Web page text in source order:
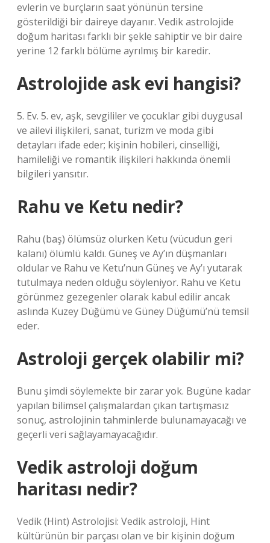
evlerin ve burçların saat yönünün tersine
gösterildiği bir daireye dayanır. Vedik astrolojide
doğum haritası farklı bir şekle sahiptir ve bir daire
yerine 12 farklı bölüme ayrılmış bir karedir.
Astrolojide ask evi hangisi?
5. Ev. 5. ev, aşk, sevgililer ve çocuklar gibi duygusal
ve ailevi ilişkileri, sanat, turizm ve moda gibi
detayları ifade eder; kişinin hobileri, cinselliği,
hamileliği ve romantik ilişkileri hakkında önemli
bilgileri yansıtır.
Rahu ve Ketu nedir?
Rahu (baş) ölümsüz olurken Ketu (vücudun geri
kalanı) ölümlü kaldı. Güneş ve Ay’ın düşmanları
oldular ve Rahu ve Ketu’nun Güneş ve Ay’ı yutarak
tutulmaya neden olduğu söyleniyor. Rahu ve Ketu
görünmez gezegenler olarak kabul edilir ancak
aslında Kuzey Düğümü ve Güney Düğümü’nü temsil
eder.
Astroloji gerçek olabilir mi?
Bunu şimdi söylemekte bir zarar yok. Bugüne kadar
yapılan bilimsel çalışmalardan çıkan tartışmasız
sonuç, astrolojinin tahminlerde bulunamayacağı ve
geçerli veri sağlayamayacağıdır.
Vedik astroloji doğum
haritası nedir?
Vedik (Hint) Astrolojisi: Vedik astroloji, Hint
kültürünün bir parçası olan ve bir kişinin doğum